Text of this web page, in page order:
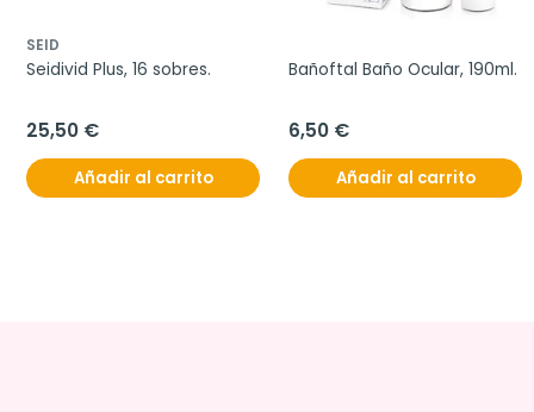
SEID
Seidivid Plus, 16 sobres.
25,50 €
Añadir al carrito
Bañoftal Baño Ocular, 190ml.
6,50 €
Añadir al carrito